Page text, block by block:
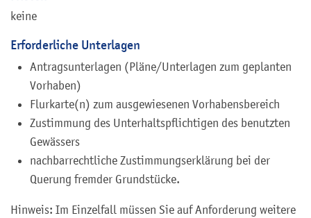
keine
Erforderliche Unterlagen
Antragsunterlagen (Pläne/Unterlagen zum geplanten
Vorhaben)
Flurkarte(n) zum ausgewiesenen Vorhabensbereich
Zustimmung des Unterhaltspflichtigen des benutzten
Gewässers
nachbarrechtliche Zustimmungserklärung bei der
Querung fremder Grundstücke.
Hinweis: Im Einzelfall müssen Sie auf Anforderung weitere